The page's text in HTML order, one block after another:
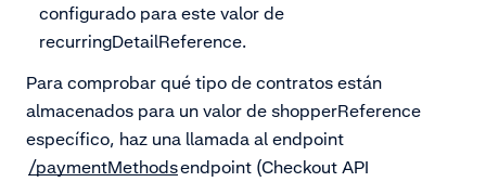
configurado para este valor de
recurringDetailReference.
Para comprobar qué tipo de contratos están
almacenados para un valor de shopperReference
específico, haz una llamada al endpoint
/paymentMethodsendpoint (Checkout API